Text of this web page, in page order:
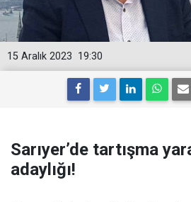
19:30
15 Aralık 2023
Sarıyer’de tartışma
adaylığı!